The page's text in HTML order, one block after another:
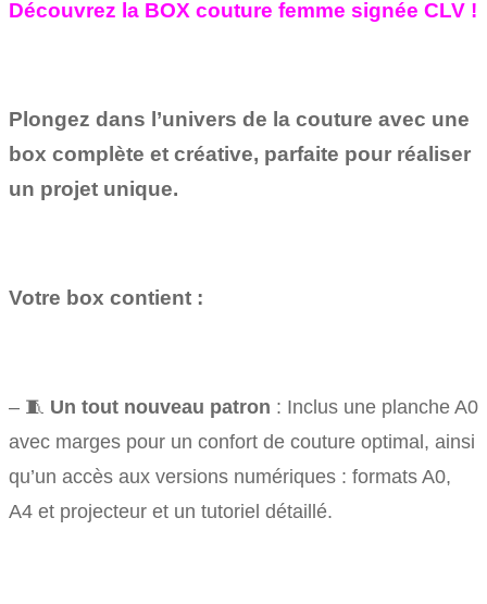
Découvrez la BOX couture femme signée CLV !
Plongez dans l’univers de la couture avec une
box complète et créative, parfaite pour réaliser
un projet unique.
Votre box contient :
– 🧵 Un tout nouveau patron : Inclus une planche A0
avec marges pour un confort de couture optimal, ainsi
qu’un accès aux versions numériques : formats A0,
A4 et projecteur et un tutoriel détaillé.